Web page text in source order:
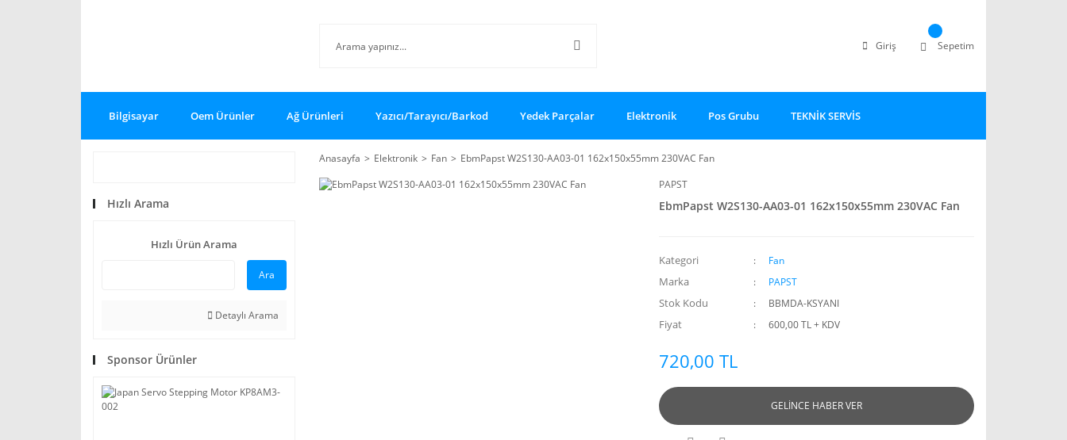
Giriş Sepetim
Bilgisayar Oem Ürünler Ağ Ürünleri Yazıcı/Tarayıcı/Barkod Yedek Parçalar Elektronik Pos Grubu TEKNİK SERVİS
Hızlı Arama
Hızlı Ürün Arama
Ara
Detaylı Arama
Sponsor Ürünler
Anasayfa Elektronik Fan
EbmPapst W2S130-AA03-01 162x150x55mm 230VAC Fan
PAPST
EbmPapst W2S130-AA03-01 162x150x55mm 230VAC Fan
Kategori Fan
Marka PAPST
Stok Kodu BBMDA-KSYANI
Fiyat 600,00 TL + KDV
720,00 TL
GELİNCE HABER VER